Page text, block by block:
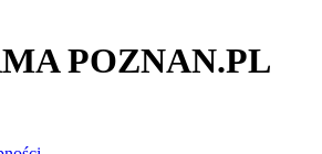
POZNAN.PL